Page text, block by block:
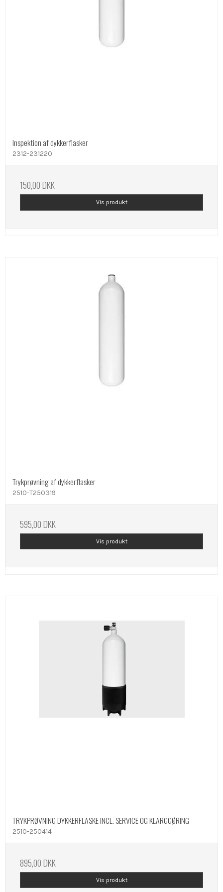
Inspektion af dykkerflasker
2312-231220
150,00 DKK
Vis produkt
Trykprøvning af dykkerflasker
2510-T250319
595,00 DKK
Vis produkt
TRYKPRØVNING DYKKERFLASKE INCL. SERVICE OG KLARGGØRING
2510-250414
895,00 DKK
Vis produkt